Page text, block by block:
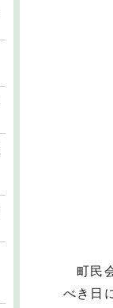
町民
べき日